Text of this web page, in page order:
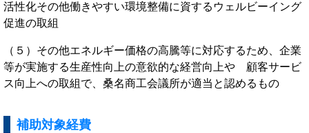
活性化その他働きやすい環境整備に資するウェルビーイング
促進の取組
（５）その他エネルギー価格の高騰等に対応するため、企業
等が実施する生産性向上の意欲的な経営向上や 顧客サービ
ス向上への取組で、桑名商工会議所が適当と認めるもの
補助対象経費